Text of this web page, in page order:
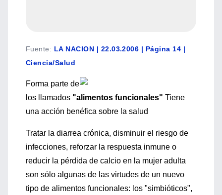
Fuente: LA NACION | 22.03.2006 | Página 14 |
Ciencia/Salud
Forma parte de
los llamados "alimentos funcionales" Tiene
una acción benéfica sobre la salud
Tratar la diarrea crónica, disminuir el riesgo de
infecciones, reforzar la respuesta inmune o
reducir la pérdida de calcio en la mujer adulta
son sólo algunas de las virtudes de un nuevo
tipo de alimentos funcionales: los "simbióticos",